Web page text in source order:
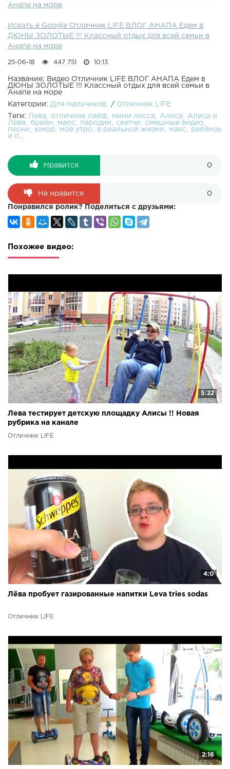
Челлендж ШЛЁП УСЫ развлечение для детей игра
Алису и сделал её Анимешкой дети играют с
воздушными шариками Челлендж ВЕСЕЛЫЕ крейзики!!
Играем в парке развлечений Play in the amusement Park
Кролик !!! Мы наделали горы слюнявок!!! Challenge
Chubby Bunny Прикольный Челлендж СКОТЧ В ЛИЦО!!!
челлендж!!! Спасите Лёву!!! Челлендж Шёпот ютубера с
Юлей и Алисой!!!
Анапе на море
Искать в Google Отличник LIFE ВЛОГ АНАПА Едем в
ДЮНЫ ЗОЛОТЫЕ !!! Классный отдых для всей семьи в
Анапе на море
25-06-18 447 751 10:13
Название: Видео Отличник LIFE ВЛОГ АНАПА Едем в
ДЮНЫ ЗОЛОТЫЕ !!! Классный отдых для всей семьи в
Анапе на море
Категории: Для мальчиков / Отличник LIFE
Теги: Лева отличник лайф мими лисса Алиса
Алиса и
Лева
брайн мапс пародии скетчи
смешные видео
песни
юмор моё утро в реальной жизни макс
ребёнок
и п...
Нравится 0
Не нравится 0
Понравился ролик? Поделиться с друзьями:
Похожее видео:
5:22
Лева тестирует детскую площадку Алисы !! Новая
рубрика на канале
Отличник LIFE
4:0
Лёва пробует газированные напитки Leva tries sodas
Отличник LIFE
2:16